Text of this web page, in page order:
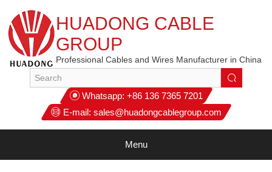
HUADONG CABLE
GROUP
Professional Cables and Wires Manufacturer in China
Whatsapp: +86 136 7365 7201
E-mail: sales@huadongcablegroup.com
Menu